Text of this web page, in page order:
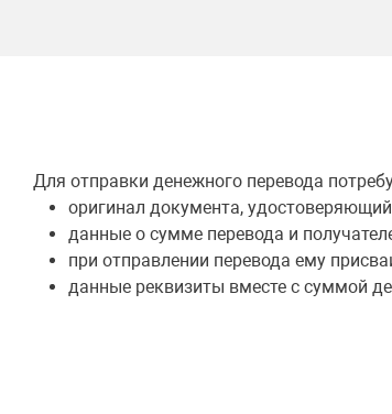
Для отправки денежного перевода
оригинал документа,
данные о сумме перевода и
при отправлении перевода ему
данные реквизиты вместе с суммой